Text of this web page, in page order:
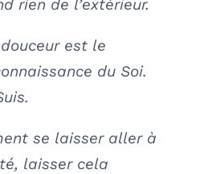
rien de l’extérieur.
est le
du Soi.
se laisser aller à
laisser cela